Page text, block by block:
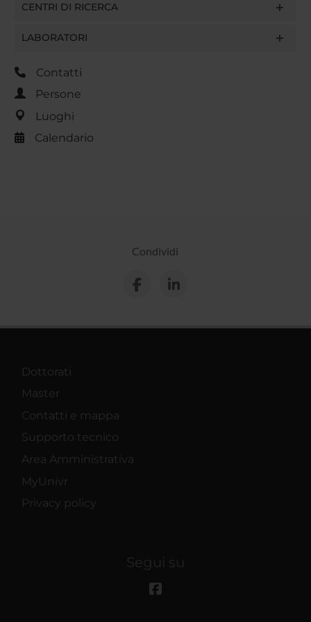
CENTRI DI RICERCA
LABORATORI
Contatti
Persone
Luoghi
Calendario
Condividi
Dottorati
Master
Contatti e mappa
Supporto tecnico
Area Amministrativa
MyUnivr
Privacy policy
Segui su